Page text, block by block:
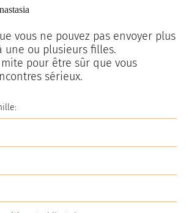
vous ne pouvez pas envoyer plus
une ou plusieurs filles.
pour être sûr que vous
sérieux.